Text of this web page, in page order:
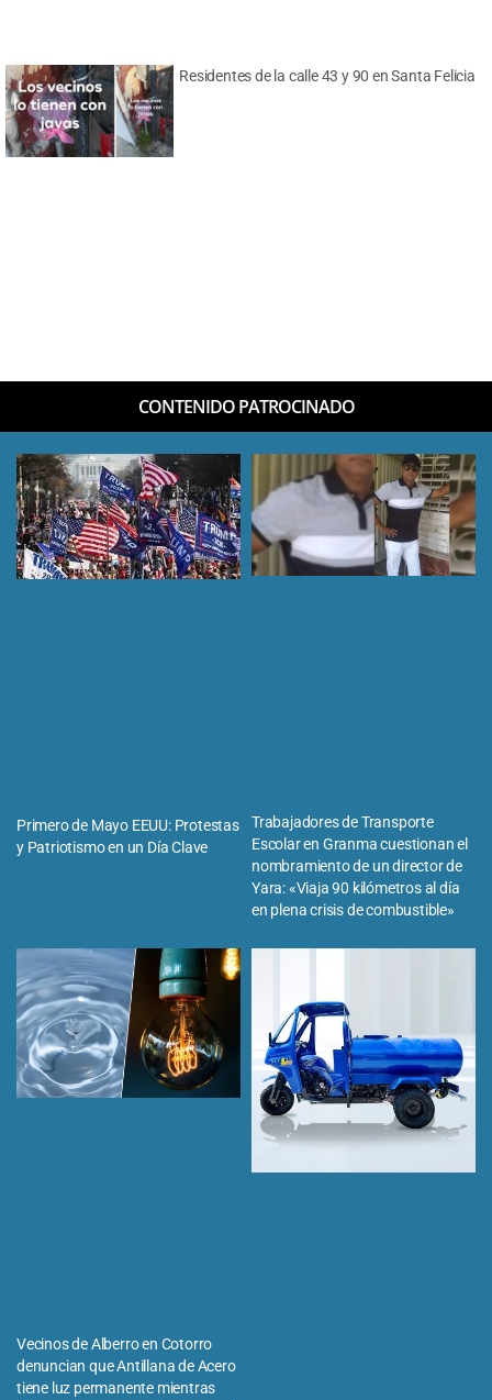
Residentes de la calle 43 y 90 en Santa Felicia
CONTENIDO PATROCINADO
Primero de Mayo EEUU: Protestas
y Patriotismo en un Día Clave
Trabajadores de Transporte
Escolar en Granma cuestionan el
nombramiento de un director de
Yara: «Viaja 90 kilómetros al día
en plena crisis de combustible»
Vecinos de Alberro en Cotorro
denuncian que Antillana de Acero
tiene luz permanente mientras